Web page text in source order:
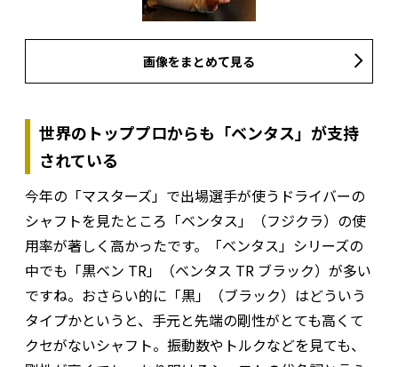
画像をまとめて見る
世界のトッププロからも「ベンタス」が支持
されている
今年の「マスターズ」で出場選手が使うドライバーの
シャフトを見たところ「ベンタス」（フジクラ）の使
用率が著しく高かったです。「ベンタス」シリーズの
中でも「黒ベン TR」（ベンタス TR ブラック）が多い
ですね。おさらい的に「黒」（ブラック）はどういう
タイプかというと、手元と先端の剛性がとても高くて
クセがないシャフト。振動数やトルクなどを見ても、